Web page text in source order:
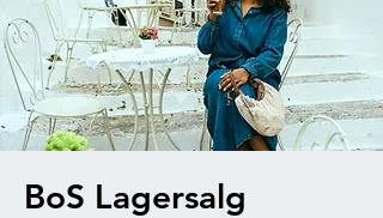
BoS Lagersalg